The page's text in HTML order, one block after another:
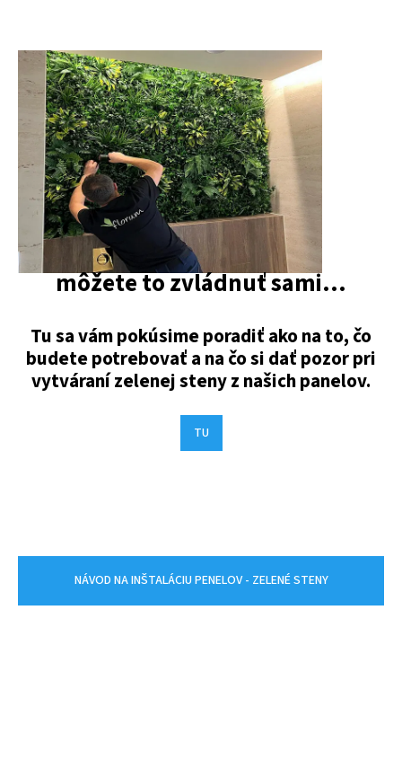
môžete to zvládnuť sami...
Tu sa vám pokúsime poradiť ako na to, čo
budete potrebovať a na čo si dať pozor pri
vytváraní zelenej steny z našich panelov.
TU
NÁVOD NA INŠTALÁCIU PENELOV - ZELENÉ STENY